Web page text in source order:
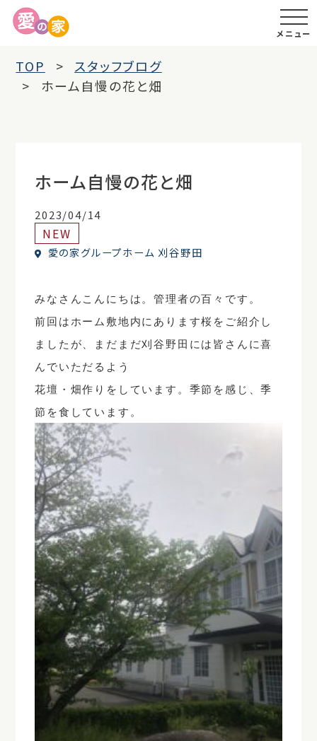
メニュー
TOP
スタッフブログ
ホーム自慢の花と畑
ホーム自慢の花と畑
2023/04/14
NEW
愛の家グループホーム 刈谷野田
みなさんこんにちは。管理者の百々です。
前回はホーム敷地内にあります桜をご紹介し
ましたが、まだまだ刈谷野田には皆さんに喜
んでいただるよう
花壇・畑作りをしています。季節を感じ、季
節を食しています。